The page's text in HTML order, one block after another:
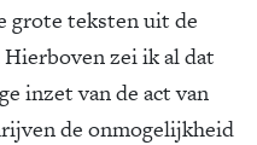
grote teksten uit de
zei ik al dat
inzet van de act van
de onmogelijkheid